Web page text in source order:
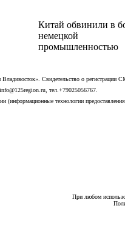
Китай обвинили в
немецкой
промышленностью
Владивосток». Свидетельство о
тел.+79025056767.
(информационные технологии
При любом